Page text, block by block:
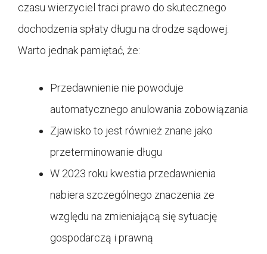
czasu wierzyciel traci prawo do skutecznego
dochodzenia spłaty długu na drodze sądowej.
Warto jednak pamiętać, że:
Przedawnienie nie powoduje
automatycznego anulowania zobowiązania
Zjawisko to jest również znane jako
przeterminowanie długu
W 2023 roku kwestia przedawnienia
nabiera szczególnego znaczenia ze
względu na zmieniającą się sytuację
gospodarczą i prawną